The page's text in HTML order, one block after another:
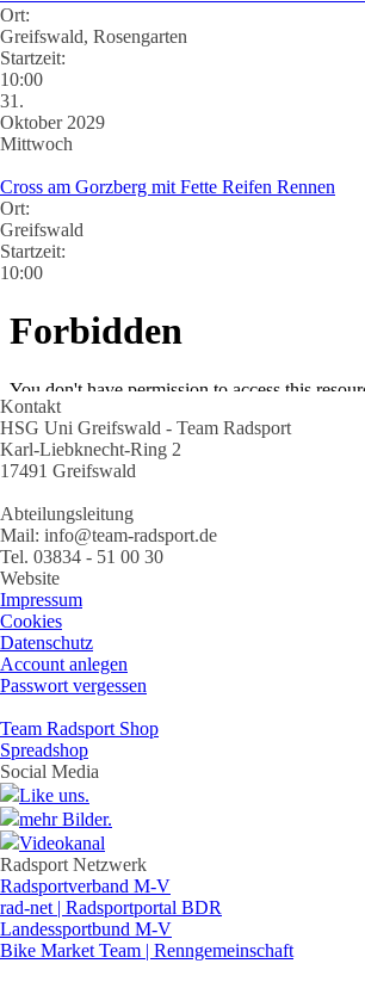
Ort:
Greifswald, Rosengarten
Startzeit:
10:00
31.
Oktober 2029
Mittwoch
Cross am Gorzberg mit Fette Reifen Rennen
Ort:
Greifswald
Startzeit:
10:00
Kontakt
HSG Uni Greifswald - Team Radsport
Karl-Liebknecht-Ring 2
17491 Greifswald
Abteilungsleitung
Mail: info@team-radsport.de
Tel. 03834 - 51 00 30
Website
Impressum
Cookies
Datenschutz
Account anlegen
Passwort vergessen
Team Radsport Shop
Spreadshop
Social Media
Like uns.
mehr Bilder.
Videokanal
Radsport Netzwerk
Radsportverband M-V
rad-net | Radsportportal BDR
Landessportbund M-V
Bike Market Team | Renngemeinschaft